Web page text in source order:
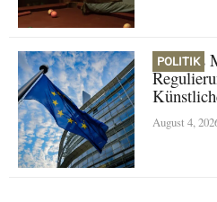
POLITIK
Europas
August 4,